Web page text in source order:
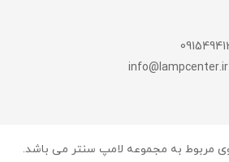
مربوط به مجموعه لامپ سنتر می باشد.